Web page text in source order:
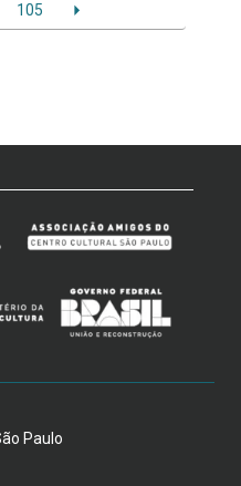
105
Paulo